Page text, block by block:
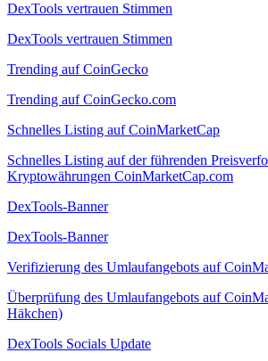
DexTools vertrauen Stimmen
DexTools vertrauen Stimmen
Trending auf CoinGecko
Trending auf CoinGecko.com
Schnelles Listing auf CoinMarketCap
Schnelles Listing auf der führenden
Kryptowährungen CoinMarketCap.com
DexTools-Banner
DexTools-Banner
Verifizierung des Umlaufangebots auf
Überprüfung des Umlaufangebots auf
Häkchen)
DexTools Socials Update